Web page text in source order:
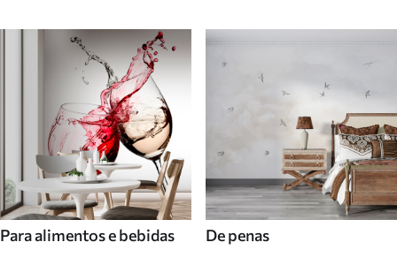
Para alimentos e bebidas De penas